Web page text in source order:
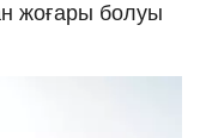
жоғары болуы